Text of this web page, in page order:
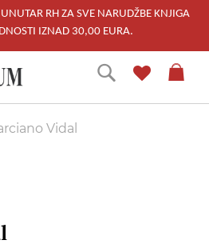
RH ZA SVE NARUDŽBE KNJIGA
IZNAD 30,00 EURA.
Traži
Vidal